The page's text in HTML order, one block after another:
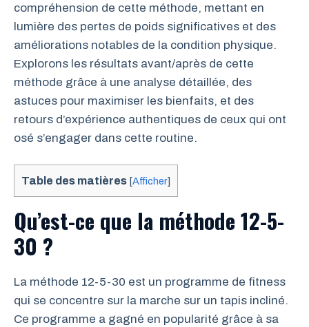
compréhension de cette méthode, mettant en
lumière des pertes de poids significatives et des
améliorations notables de la condition physique.
Explorons les résultats avant/après de cette
méthode grâce à une analyse détaillée, des
astuces pour maximiser les bienfaits, et des
retours d’expérience authentiques de ceux qui ont
osé s’engager dans cette routine.
Table des matières [Afficher]
Qu’est-ce que la méthode 12-5-
30 ?
La méthode 12-5-30 est un programme de fitness
qui se concentre sur la marche sur un tapis incliné.
Ce programme a gagné en popularité grâce à sa